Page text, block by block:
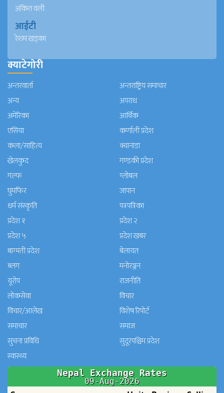
अंकित वली
आईटी
रेशम खड्का
क्याटेगोरी
अन्तरवार्ता
अन्तराष्ट्रिय समाचार
अन्य
अपराध
अमेरिका
आर्थिक
एसिया
कर्णाली प्रदेश
कला/साहित्य
क्यानाडा
खेलकुद
गण्डकी प्रदेश
गल्फ
ग्लोबल
घुमफिर
जापान
धर्म संस्कृति
पत्रपत्रिका
प्रदेश १
प्रदेश २
प्रदेश ५
प्रदेश खबर
बाग्मती प्रदेश
बेलायत
ब्लग
मनाेरञ्जन
यूरोप
राजनीति
लोकसेवा
विचार
विचार/आलेख
विशेष रिपोर्ट
समाचार
समाज
सुचना प्रविधि
सुदूरपश्चिम प्रदेश
स्वास्थ्य